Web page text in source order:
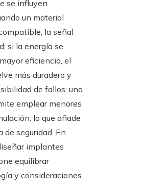
se influyen
un material
la señal
si la energía se
eficiencia, el
más duradero y
de fallos; una
emplear menores
lo que añade
de seguridad. En
implantes
equilibrar
y consideraciones